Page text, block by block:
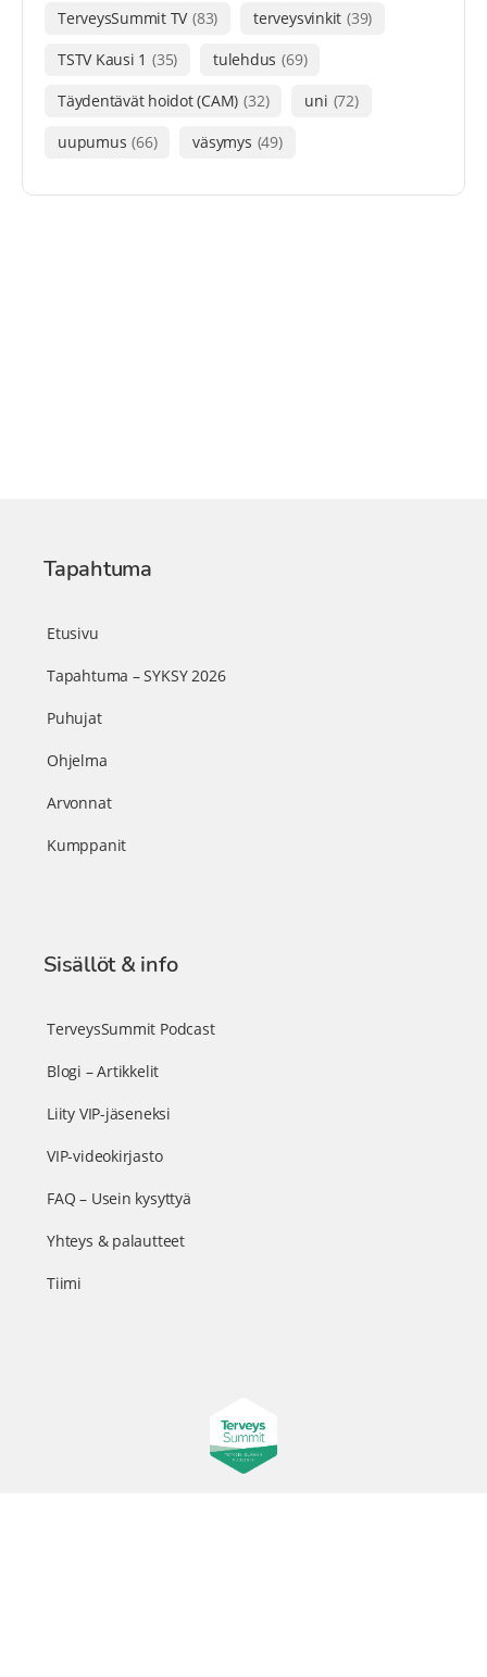
TerveysSummit TV (83) terveysvinkit (39)
TSTV Kausi 1 (35) tulehdus (69)
Täydentävät hoidot (CAM) (32) uni (72)
uupumus (66) väsymys (49)
Tapahtuma
Etusivu
Tapahtuma – SYKSY 2026
Puhujat
Ohjelma
Arvonnat
Kumppanit
Sisällöt & info
TerveysSummit Podcast
Blogi – Artikkelit
Liity VIP-jäseneksi
VIP-videokirjasto
FAQ – Usein kysyttyä
Yhteys & palautteet
Tiimi